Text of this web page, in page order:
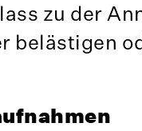
zu der
belästigen